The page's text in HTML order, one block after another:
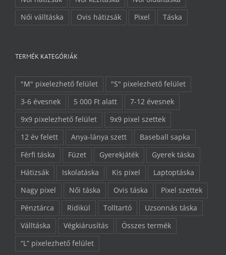
Női válltáska
Ovis hátizsák Pixel Táska
TERMÉK KATEGÓRIÁK
"M" pixelezhető felület
"S" pixelezhető felület
3-6 évesnek
5 000 Ft alatt
7-12 évesnek
9x9 pixelezhető felület
9x9 pixel szettek
12 év felett
Anya-lánya szett
Baseball sapka
Férfi táska
Füzet Gyerekjáték
Gyerek táska
Hátizsák
Iskolatáska Kis pixel
Laptoptáska
Nagy pixel
Női táska Ovis táska
Pixel szettek
Pénztárca
Ridikül Tolltartó
Uzsonnás táska
Válltáska
Végkiárusítás
Összes termék
“L” pixelezhető felület